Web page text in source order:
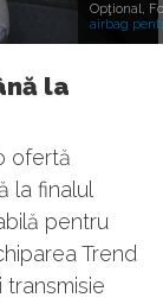
Opţional,
airbag
la
ofertă
la finalul
pentru
Trend
transmisie